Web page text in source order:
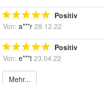
Positiv
Von: a***r 29.12.22
Positiv
Von: e***t 23.04.22
Mehr...